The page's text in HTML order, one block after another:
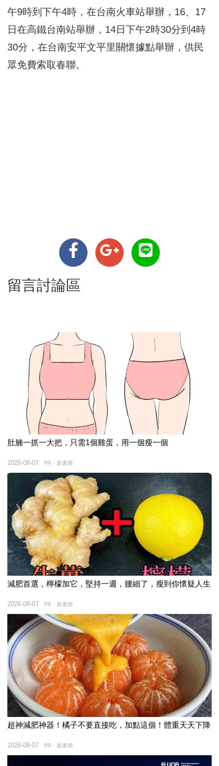
午9時到下午4時，在台南火車站舉辦，16、17
日在高鐵台南站舉辦，14日下午2時30分到4時
30分，在台南安平文平里關懷據點舉辦，供民
眾免費索取春聯。
留言討論區
肚腩一抓一大把，只需1個雞蛋，用一個瘦一個
PR・新素簡
2026-08-07
減肥首選，檸檬加它，堅持一週，腰細了，瘦到你懷疑人生
PR・新素簡
2026-08-07
超神減肥神器！橘子不要直接吃，加點這個！體重天天下降
PR・新素簡
2026-08-07